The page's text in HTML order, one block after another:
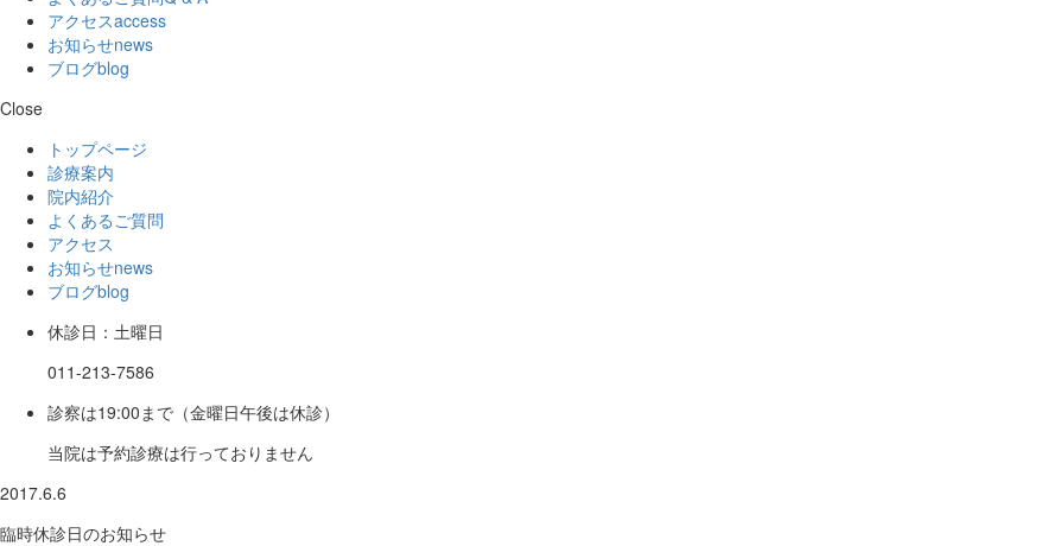
アクセスaccess
お知らせnews
ブログblog
Close
トップページ
診療案内
院内紹介
よくあるご質問
アクセス
お知らせnews
ブログblog
休診日：土曜日
011-213-7586
診察は19:00まで（金曜日午後は休診）
当院は予約診療は行っておりません
2017.6.6
臨時休診日のお知らせ